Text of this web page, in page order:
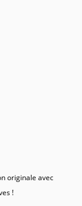
originale avec
!